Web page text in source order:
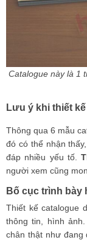
Catalogue này là 1
Lưu ý khi thiết
Thông qua 6 mẫu
đó có thể nhận
đáp nhiều yếu tố.
người xem cũng
Bố cục trình bày
Thiết kế catalogue
thông tin, hình
chân thật như đang